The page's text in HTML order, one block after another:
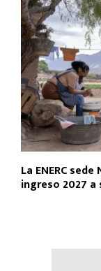
La ENERC
ingreso 2027 a